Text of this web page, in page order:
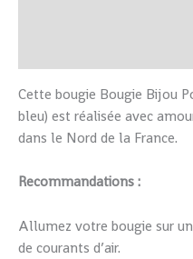
Cette bougie Bougie Bijou
bleu) est réalisée avec
dans le Nord de la France.
Recommandations :
Allumez votre bougie sur
de courants d’air.